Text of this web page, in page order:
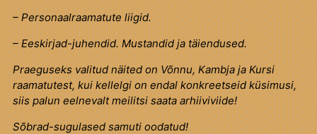
– Personaalraamatute liigid.
– Eeskirjad-juhendid. Mustandid ja täiendused.
Praeguseks valitud näited on Võnnu, Kambja ja Kursi
raamatutest, kui kellelgi on endal konkreetseid küsimusi,
siis palun eelnevalt meilitsi saata arhiiviviide!
Sõbrad-sugulased samuti oodatud!